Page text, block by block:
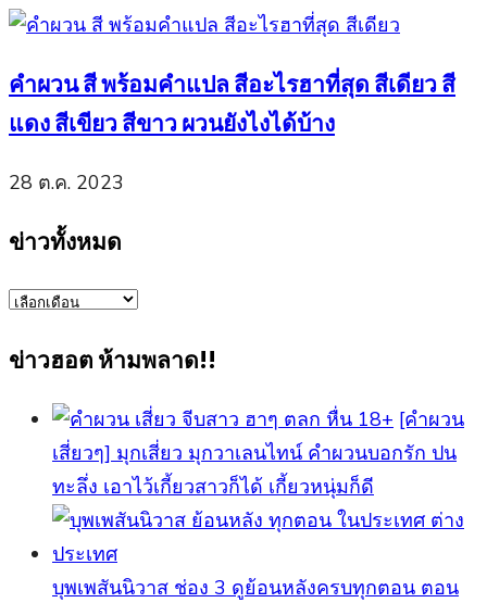
คำผวน สี พร้อมคำแปล สีอะไรฮาที่สุด สีเดียว สี
แดง สีเขียว สีขาว ผวนยังไงได้บ้าง
28 ต.ค. 2023
ข่าวทั้งหมด
ข่าว
ข่าวฮอต ห้ามพลาด!!
[คำผวน
เสี่ยวๆ] มุกเสี่ยว มุกวาเลนไทน์ คำผวนบอกรัก ปน
ทะลึ่ง เอาไว้เกี้ยวสาวก็ได้ เกี้ยวหนุ่มก็ดี
บุพเพสันนิวาส ช่อง 3 ดูย้อนหลังครบทุกตอน ตอน